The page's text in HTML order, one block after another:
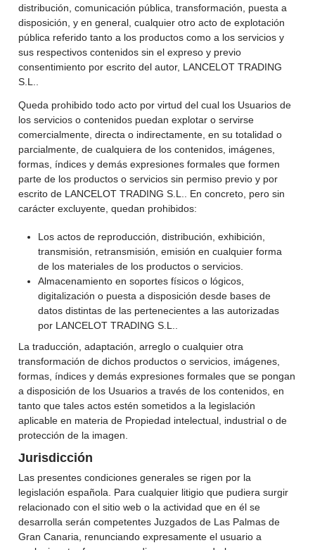
distribución, comunicación pública, transformación, puesta a
disposición, y en general, cualquier otro acto de explotación
pública referido tanto a los productos como a los servicios y
sus respectivos contenidos sin el expreso y previo
consentimiento por escrito del autor, LANCELOT TRADING
S.L..
Queda prohibido todo acto por virtud del cual los Usuarios de
los servicios o contenidos puedan explotar o servirse
comercialmente, directa o indirectamente, en su totalidad o
parcialmente, de cualquiera de los contenidos, imágenes,
formas, índices y demás expresiones formales que formen
parte de los productos o servicios sin permiso previo y por
escrito de LANCELOT TRADING S.L.. En concreto, pero sin
carácter excluyente, quedan prohibidos:
Los actos de reproducción, distribución, exhibición,
transmisión, retransmisión, emisión en cualquier forma
de los materiales de los productos o servicios.
Almacenamiento en soportes físicos o lógicos,
digitalización o puesta a disposición desde bases de
datos distintas de las pertenecientes a las autorizadas
por LANCELOT TRADING S.L..
La traducción, adaptación, arreglo o cualquier otra
transformación de dichos productos o servicios, imágenes,
formas, índices y demás expresiones formales que se pongan
a disposición de los Usuarios a través de los contenidos, en
tanto que tales actos estén sometidos a la legislación
aplicable en materia de Propiedad intelectual, industrial o de
protección de la imagen.
Jurisdicción
Las presentes condiciones generales se rigen por la
legislación española. Para cualquier litigio que pudiera surgir
relacionado con el sitio web o la actividad que en él se
desarrolla serán competentes Juzgados de Las Palmas de
Gran Canaria, renunciando expresamente el usuario a